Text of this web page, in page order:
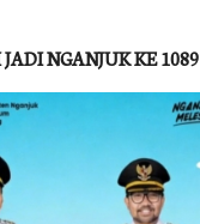
NGANJUK KE 1089